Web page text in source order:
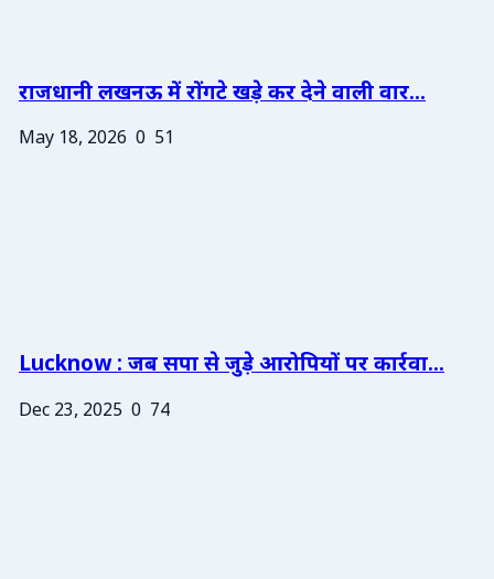
राजधानी लखनऊ में रोंगटे खड़े कर देने वाली वार...
May 18, 2026 0 51
Lucknow : जब सपा से जुड़े आरोपियों पर कार्रवा...
Dec 23, 2025 0 74